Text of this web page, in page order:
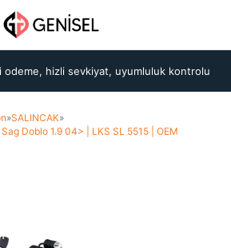
odeme, hizli sevkiyat, uyumluluk kontrolu
»SALINCAK»
Doblo 1.9 04> | LKS SL 5515 | OEM